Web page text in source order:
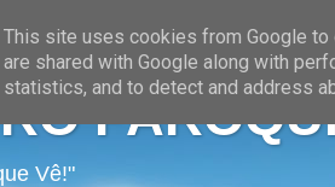
Vê!"
This site uses cookies from Google
are shared with Google along with
statistics, and to detect and address